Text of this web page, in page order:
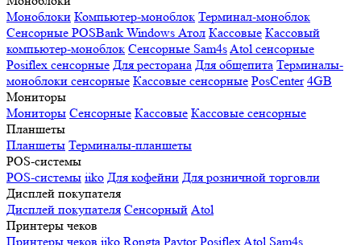
Моноблоки Компьютер-моноблок Терминал-моноблок
Сенсорные POSBank Windows Атол Кассовые Кассовый
компьютер-моноблок Сенсорные Sam4sAtol сенсорные
Posiflex сенсорные Для ресторана Для общепита Терминалы-
моноблоки сенсорные Кассовые сенсорные PosCenter 4GB
Мониторы
Мониторы Сенсорные Кассовые Кассовые сенсорные
Планшеты
Планшеты Терминалы-планшеты
POS-системы
POS-системы iiko Для кофейни Для розничной торговли
Дисплей покупателя
Дисплей покупателя Сенсорный Atol
Принтеры чеков
Принтеры чеков iiko Rongta Paytor PosiflexAtol Sam4s